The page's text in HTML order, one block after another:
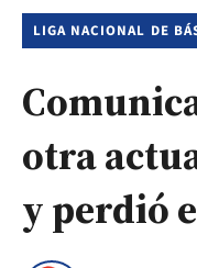
LIGA NACIONAL DE
otra
y perdió